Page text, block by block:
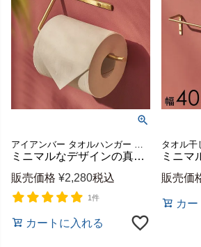
ミニマルなデザインの真鍮製トイレットペーパーホルダー 約W18×D8.5cm ネジ付き [34633]
販売価格 ¥2,280税込
1件
カートに入れる
販売価
カ